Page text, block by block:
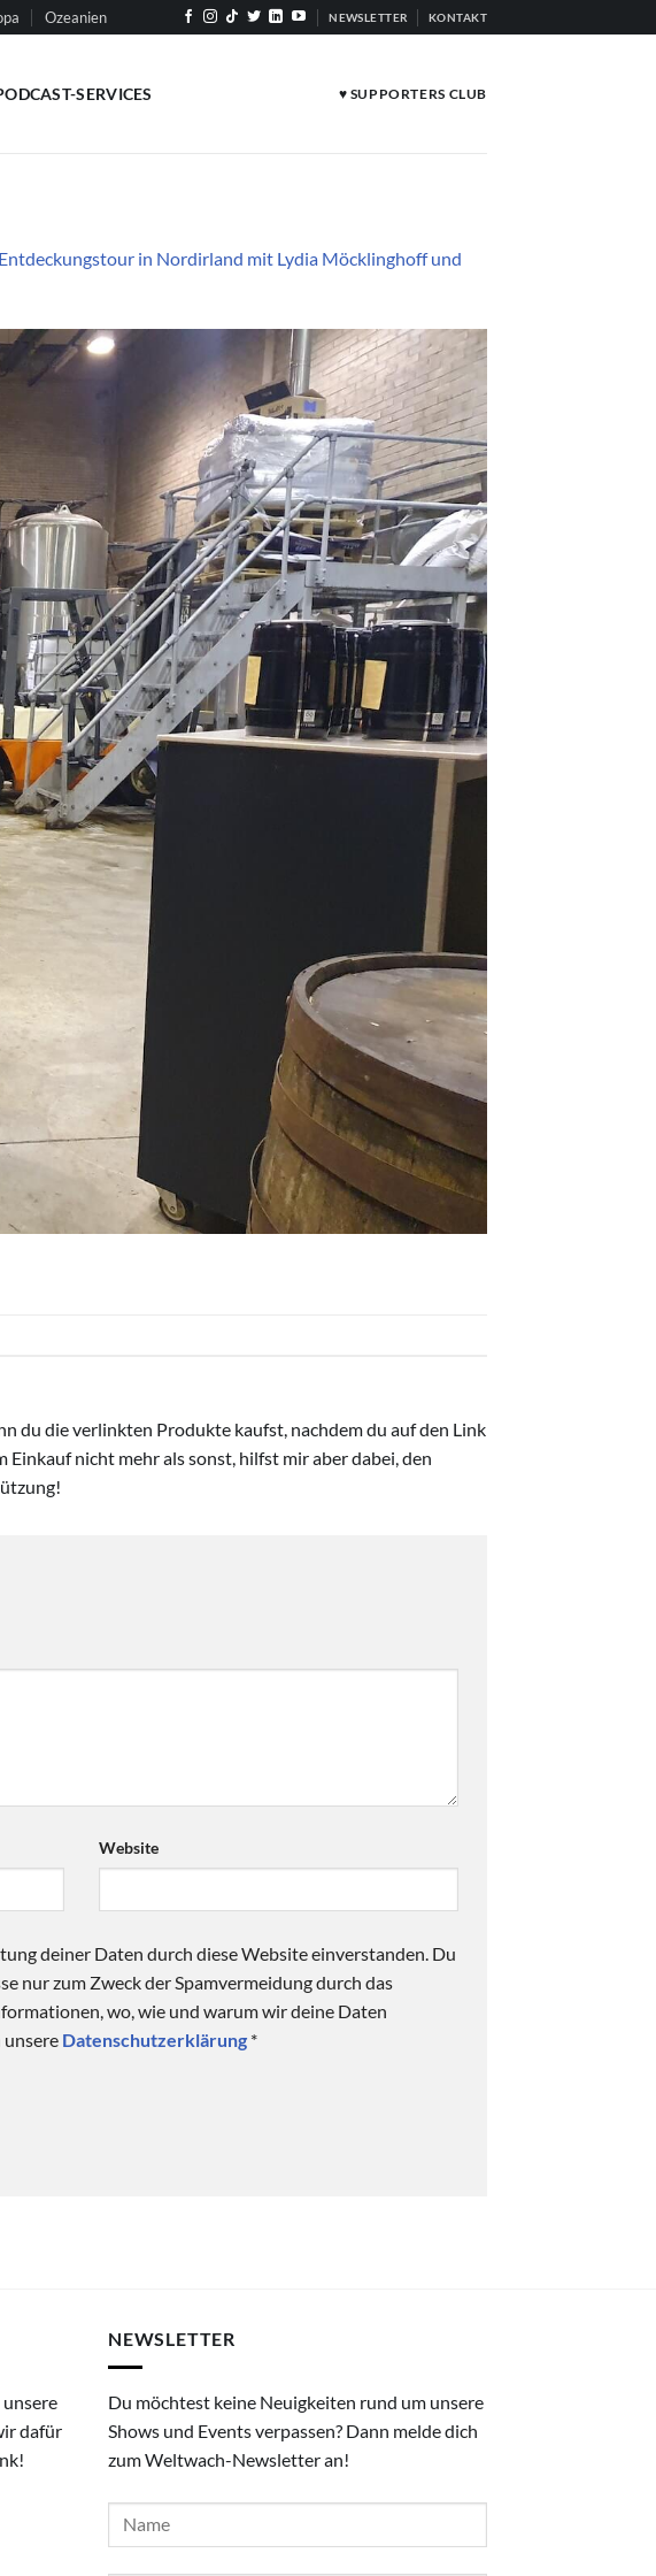
Ozeanien NEWSLETTER KONTAKT
SERVICES ♥ SUPPORTERS CLUB
in Nordirland mit Lydia Möcklinghoff und
du die verlinkten Produkte kaufst, nachdem du auf den Link
nicht mehr als sonst, hilfst mir aber dabei, den
Website
deiner Daten durch diese Website einverstanden. Du
nur zum Zweck der Spamvermeidung durch das
wo, wie und warum wir deine Daten
Datenschutzerklärung *
dafür
NEWSLETTER
Du möchtest keine Neuigkeiten rund um unsere
Shows und Events verpassen? Dann melde dich
zum Weltwach-Newsletter an!